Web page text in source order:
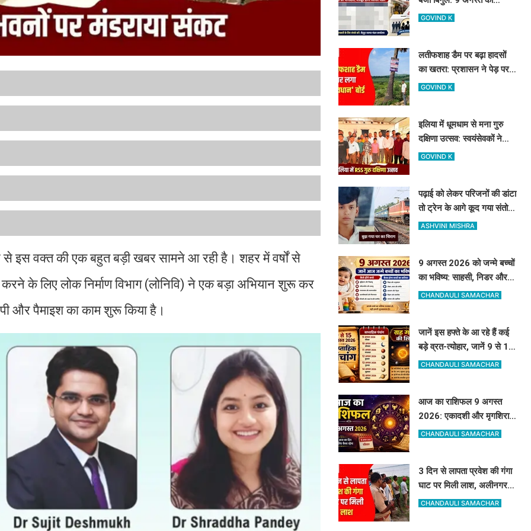
से इस वक्त की एक बहुत बड़ी खबर सामने आ रही है। शहर में वर्षों से
के लिए लोक निर्माण विभाग (लोनिवि) ने एक बड़ा अभियान शुरू कर
और पैमाइश का काम शुरू किया है।
नामांकन, 12 को वोटिंग और
GOVIND K
लतीफशाह डैम पर बढ़ा हादसों
का खतरा: प्रशासन ने पेड़ पर
टांगा 'सावधान' बोर्ड, पर्यटकों से
GOVIND K
इलिया में धूमधाम से मना गुरु
दक्षिणा उत्सव: स्वयंसेवकों ने
त्याग और समर्पण का दोहराया
GOVIND K
पढ़ाई को लेकर परिजनों की डांटा
तो ट्रेन के आगे कूद गया संतोष,
घर का इकलौता था बेटा
ASHVINI MISHRA
9 अगस्त 2026 को जन्मे बच्चों
का भविष्य: साहसी, निडर और
बेबाक होंगे बच्चे, जानें करियर
CHANDAULI SAMACHAR
जानें इस हफ्ते के आ रहे हैं कई
बड़े व्रत-त्योहार, जानें 9 से 15
अगस्त का पूरा साप्ताहिक पंचांग
CHANDAULI SAMACHAR
आज का राशिफल 9 अगस्त
2026: एकादशी और मृगशिरा
नक्षत्र का दुर्लभ योग, जानें कौन
CHANDAULI SAMACHAR
3 दिन से लापता प्रवेश की गंगा
घाट पर मिली लाश, अलीनगर से
गायब था 24 वर्षीय प्रवेश कुमार
CHANDAULI SAMACHAR